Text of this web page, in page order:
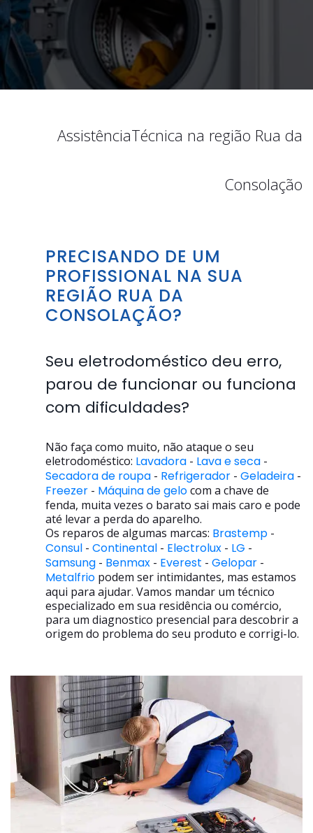
AssistênciaTécnica na região Rua da
Consolação
PRECISANDO DE UM
PROFISSIONAL NA SUA
REGIÃO RUA DA
CONSOLAÇÃO?
Seu eletrodoméstico deu erro,
parou de funcionar ou funciona
com dificuldades?
Não faça como muito, não ataque o seu
eletrodoméstico: Lavadora - Lava e seca -
Secadora de roupa - Refrigerador - Geladeira -
Freezer - Máquina de gelocom a chave de
fenda, muita vezes o barato sai mais caro e pode
até levar a perda do aparelho.
Os reparos de algumas marcas: Brastemp -
Consul - Continental - Electrolux - LG -
Samsung - Benmax - Everest - Gelopar -
Metalfrio podem ser intimidantes, mas estamos
aqui para ajudar. Vamos mandar um técnico
especializado em sua residência ou comércio,
para um diagnostico presencial para descobrir a
origem do problema do seu produto e corrigi-lo.